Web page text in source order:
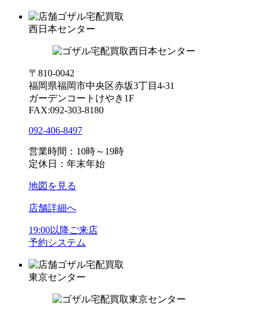
ゴザル宅配買取
西日本センター
〒810-0042
福岡県福岡市中央区赤坂3丁目4-31
ガーデンコートけやき1F
FAX:092-303-8180
092-406-8497
営業時間：10時～19時
定休日：年末年始
地図を見る
店舗詳細へ
19:00以降ご来店
予約システム
ゴザル宅配買取
東京センター